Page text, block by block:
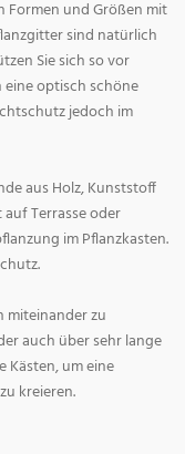
Formen und Größen mit
sind natürlich
Sie sich so vor
eine optisch schöne
jedoch im
aus Holz, Kunststoff
Terrasse oder
im Pflanzkasten.
miteinander zu
auch über sehr lange
Kästen, um eine
kreieren.